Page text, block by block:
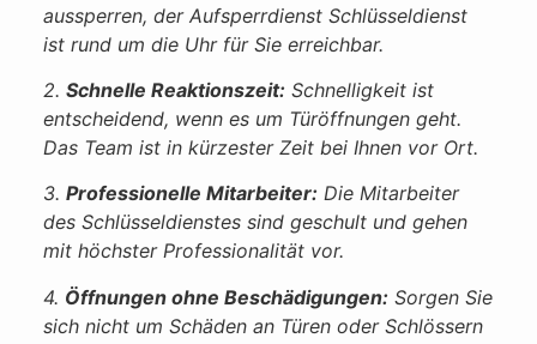
aussperren, der Aufsperrdienst Schlüsseldienst
ist rund um die Uhr für Sie erreichbar.
2. Schnelle Reaktionszeit: Schnelligkeit ist
entscheidend, wenn es um Türöffnungen geht.
Das Team ist in kürzester Zeit bei Ihnen vor Ort.
3. Professionelle Mitarbeiter: Die Mitarbeiter
des Schlüsseldienstes sind geschult und gehen
mit höchster Professionalität vor.
4. Öffnungen ohne Beschädigungen: Sorgen Sie
sich nicht um Schäden an Türen oder Schlössern